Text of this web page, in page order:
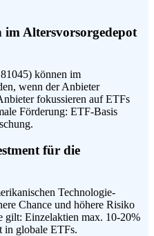
Altersvorsorgedepot
können im
wenn der Anbieter
fokussieren auf ETFs
Förderung: ETF-Basis
für die
Technologie-
Chance und höhere Risiko
gilt: Einzelaktien max. 10-20%
in globale ETFs.